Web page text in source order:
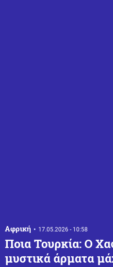
Αφρική 17.05.2026 - 10:58
Ποια Τουρκία: Ο
μυστικά άρματα